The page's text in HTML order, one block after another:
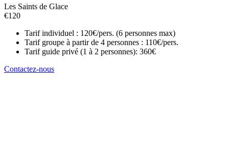
Les Saints de Glace
€120
Tarif individuel : 120€/pers. (6 personnes max)
Tarif groupe à partir de 4 personnes : 110€/pers.
Tarif guide privé (1 à 2 personnes): 360€
Contactez-nous